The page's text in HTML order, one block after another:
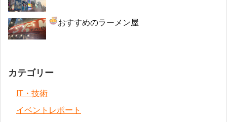
おすすめのラーメン屋
カテゴリー
IT・技術
イベントレポート